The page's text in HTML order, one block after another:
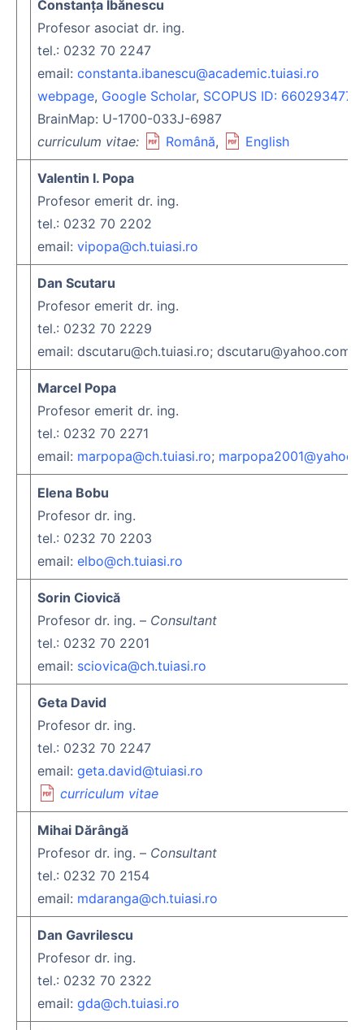
Constanţa Ibănescu
Profesor asociat dr. ing.
tel.: 0232 70 2247
email: constanta.ibanescu@academic.tuiasi.ro
webpage, Google Scholar, SCOPUS ID: 6602934779
BrainMap: U-1700-033J-6987
curriculum vitae:
Română, English
Valentin I. Popa
Profesor emerit dr. ing.
tel.: 0232 70 2202
email: vipopa@ch.tuiasi.ro
Dan Scutaru
Profesor emerit dr. ing.
tel.: 0232 70 2229
email: dscutaru@ch.tuiasi.ro; dscutaru@yahoo.com
Marcel Popa
Profesor emerit dr. ing.
tel.: 0232 70 2271
email: marpopa@ch.tuiasi.ro;
Elena Bobu
Profesor dr. ing.
tel.: 0232 70 2203
email: elbo@ch.tuiasi.ro
Sorin Ciovică
Profesor dr. ing. – Consultant
tel.: 0232 70 2201
email: sciovica@ch.tuiasi.ro
Geta David
Profesor dr. ing.
tel.: 0232 70 2247
email: geta.david@tuiasi.ro
curriculum vitae
Mihai Dărângă
Profesor dr. ing. – Consultant
tel.: 0232 70 2154
email: mdaranga@ch.tuiasi.ro
Dan Gavrilescu
Profesor dr. ing.
tel.: 0232 70 2322
email: gda@ch.tuiasi.ro